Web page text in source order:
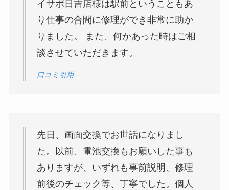
イサポ日吉店様は駅前ということもあ
り仕事の合間に修理ができ非常に助か
りました。 また、何かあった時はご相
談させていただきます。
口コミ引用
先日、画面交換でお世話になりまし
た。以前、電池交換もお願いした事も
ありますが、いずれも事前説明、修理
前後のチェック等、丁寧でした。個人